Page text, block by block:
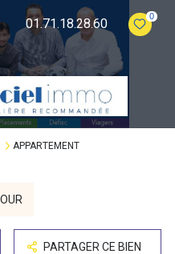
01.71.18.28.60
0
APPARTEMENT
PARTAGER CE BIEN